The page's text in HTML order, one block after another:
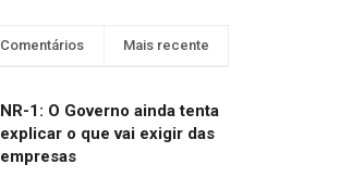
Comentários Mais recente
NR-1: O Governo ainda tenta
explicar o que vai exigir das
empresas